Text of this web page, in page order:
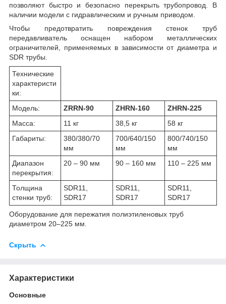
позволяют быстро и безопасно перекрыть трубопровод. В
наличии модели с гидравлическим и ручным приводом.
Чтобы предотвратить повреждения стенок труб
передавливатель оснащен набором металлических
ограничителей, применяемых в зависимости от диаметра и
SDR трубы.
Технические
характеристи
ки:
Модель:
ZRRN-90 ZHRN-160
ZHRN-225
Масса:
11 кг 38,5 кг
58 кг
Габариты:
380/380/70
мм
700/640/150
мм
800/740/150
мм
Диапазон
перекрытия:
20 – 90 мм 90 – 160 мм 110 – 225 мм
Толщина
стенки труб:
SDR11,
SDR17
SDR11,
SDR17
SDR11,
SDR17
Оборудование для пережатия полиэтиленовых труб
диаметром 20–225 мм.
Скрыть
Характеристики
Основные